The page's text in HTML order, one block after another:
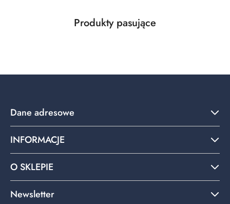
Pomiń karuzelę produktów
Produkty
Produkty pasujące
Dane adresowe
INFORMACJE
O SKLEPIE
Newsletter